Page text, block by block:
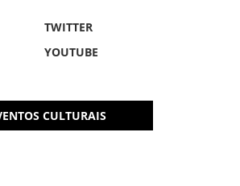
TWITTER
YOUTUBE
CULTURAIS